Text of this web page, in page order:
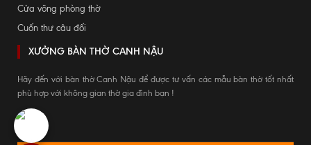
Cửa võng phòng thờ
Cuốn thư câu đối
XƯỞNG BÀN THỜ CANH NẬU
Hãy đến với bàn thờ Canh Nậu để được tư vấn các mẫu bàn thờ tốt nhất
phù hợp với không gian thờ gia đình bạn !